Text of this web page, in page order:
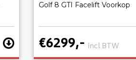
Golf 8 GTI Facelift Voorkop
€6299,- incl BTW